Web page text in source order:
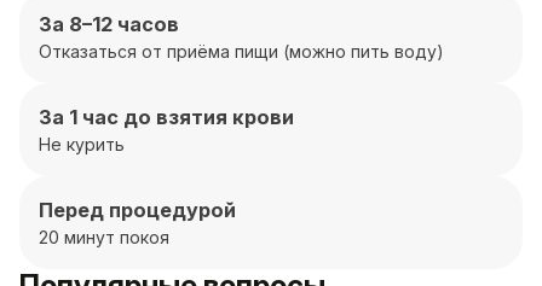
За 8–12 часов
Отказаться от приёма пищи (можно пить воду)
За 1 час до взятия крови
Не курить
Перед процедурой
20 минут покоя